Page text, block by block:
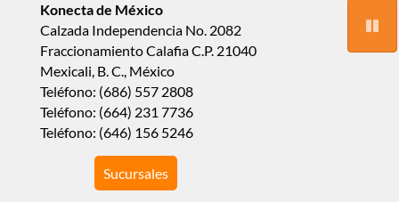
Konecta de México
Calzada Independencia No. 2082
Fraccionamiento Calafia C.P. 21040
Mexicali, B. C., México
Teléfono: (686) 557 2808
Teléfono: (664) 231 7736
Teléfono: (646) 156 5246
Sucursales